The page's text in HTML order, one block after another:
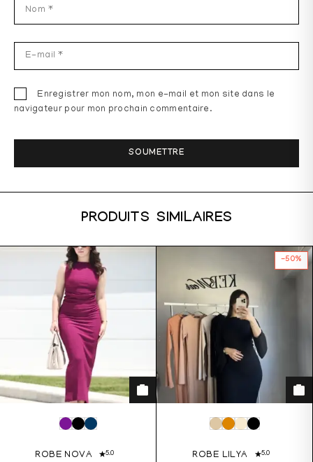
Enregistrer mon nom, mon e-mail et mon site dans le
navigateur pour mon prochain commentaire.
PRODUITS SIMILAIRES
ROBE NOVA 5.0
-50%
ROBE LILYA 5.0